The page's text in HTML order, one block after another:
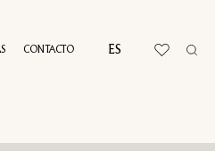
CONTACTO ES